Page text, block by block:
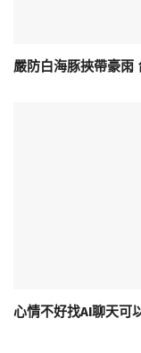
嚴防白海豚挾帶豪雨
心情不好找AI聊天可